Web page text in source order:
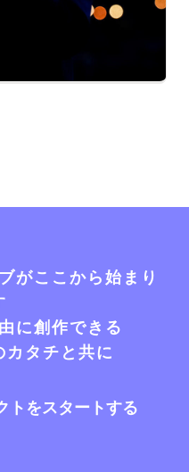
がここから始まり
に創作できる
タチと共に
トをスタートする